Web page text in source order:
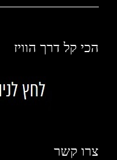
הכי קל דרך הוויז
צרו קשר